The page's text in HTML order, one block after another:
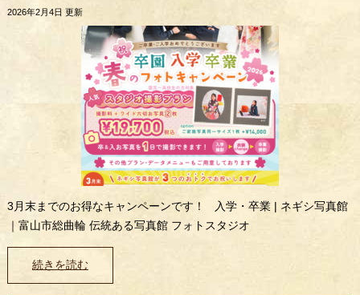
2026年2月4日 更新
3月末までのお得なキャンペーンです！ 入学・卒業 | ネギシ写真館
｜富山市総曲輪 伝統ある写真館 フォトスタジオ
続きを読む